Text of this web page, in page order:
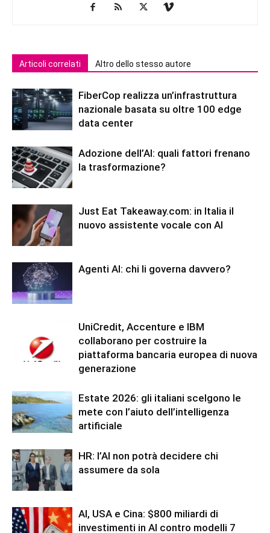
Articoli correlati Altro dello stesso autore
FiberCop realizza un’infrastruttura
nazionale basata su oltre 100 edge
data center
Adozione dell’AI: quali fattori frenano
la trasformazione?
Just Eat Takeaway.com: in Italia il
nuovo assistente vocale con AI
Agenti AI: chi li governa davvero?
UniCredit, Accenture e IBM
collaborano per costruire la
piattaforma bancaria europea di nuova
generazione
Estate 2026: gli italiani scelgono le
mete con l’aiuto dell’intelligenza
artificiale
HR: l’AI non potrà decidere chi
assumere da sola
AI, USA e Cina: $800 miliardi di
investimenti in AI contro modelli 7